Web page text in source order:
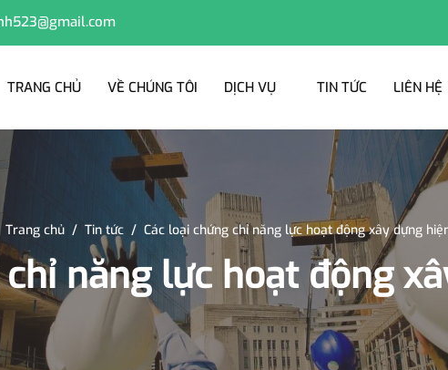
TRANG CHỦ VỀ CHÚNG TÔI DỊCH VỤ TIN TỨC LIÊN HỆ
Trang chủ / Tin tức / Các loại chứng chỉ năng lực hoạt động xây dựng
năng lực hoạt động